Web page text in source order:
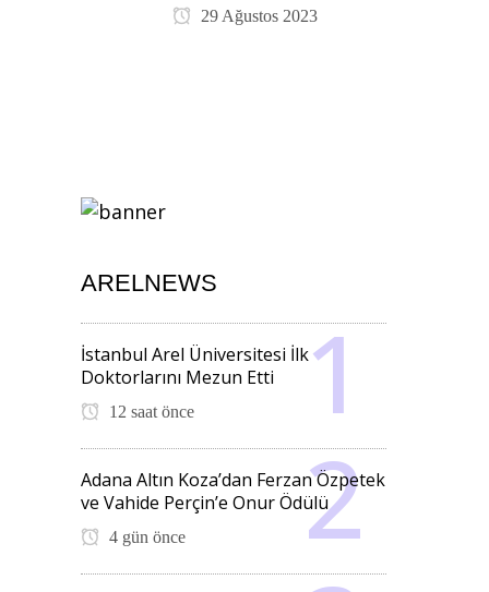
29 Ağustos 2023
ARELNEWS
İstanbul Arel Üniversitesi İlk
Doktorlarını Mezun Etti
12 saat önce
Adana Altın Koza’dan Ferzan Özpetek
ve Vahide Perçin’e Onur Ödülü
4 gün önce